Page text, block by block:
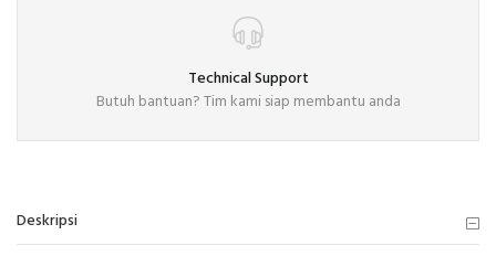
Technical Support
Butuh bantuan? Tim kami siap membantu anda
Deskripsi